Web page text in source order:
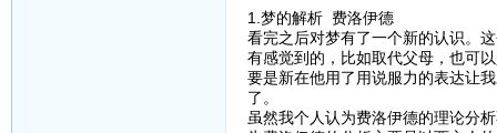
1.梦的解析 费洛伊德
看完之后对梦有了一个新的认识。
有感觉到的，比如取代父母，也可
要是新在他用了用说服力的表达让
了。
虽然我个人认为费洛伊德的理论分